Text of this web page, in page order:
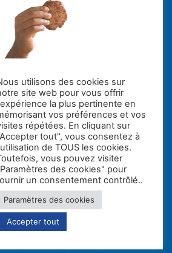
AVEC NOUS ?
STAGES
le soutien de la
de confidentialité et gestion des cookies
de protection des enfants
et réalisation : Switch asbl
utilisons des cookies sur
site web pour vous offrir
la plus pertinente en
vos préférences et vos
répétées. En cliquant sur
tout", vous consentez à
de TOUS les cookies.
vous pouvez visiter
des cookies" pour
un consentement contrôlé..
Paramètres des cookies
Accepter tout